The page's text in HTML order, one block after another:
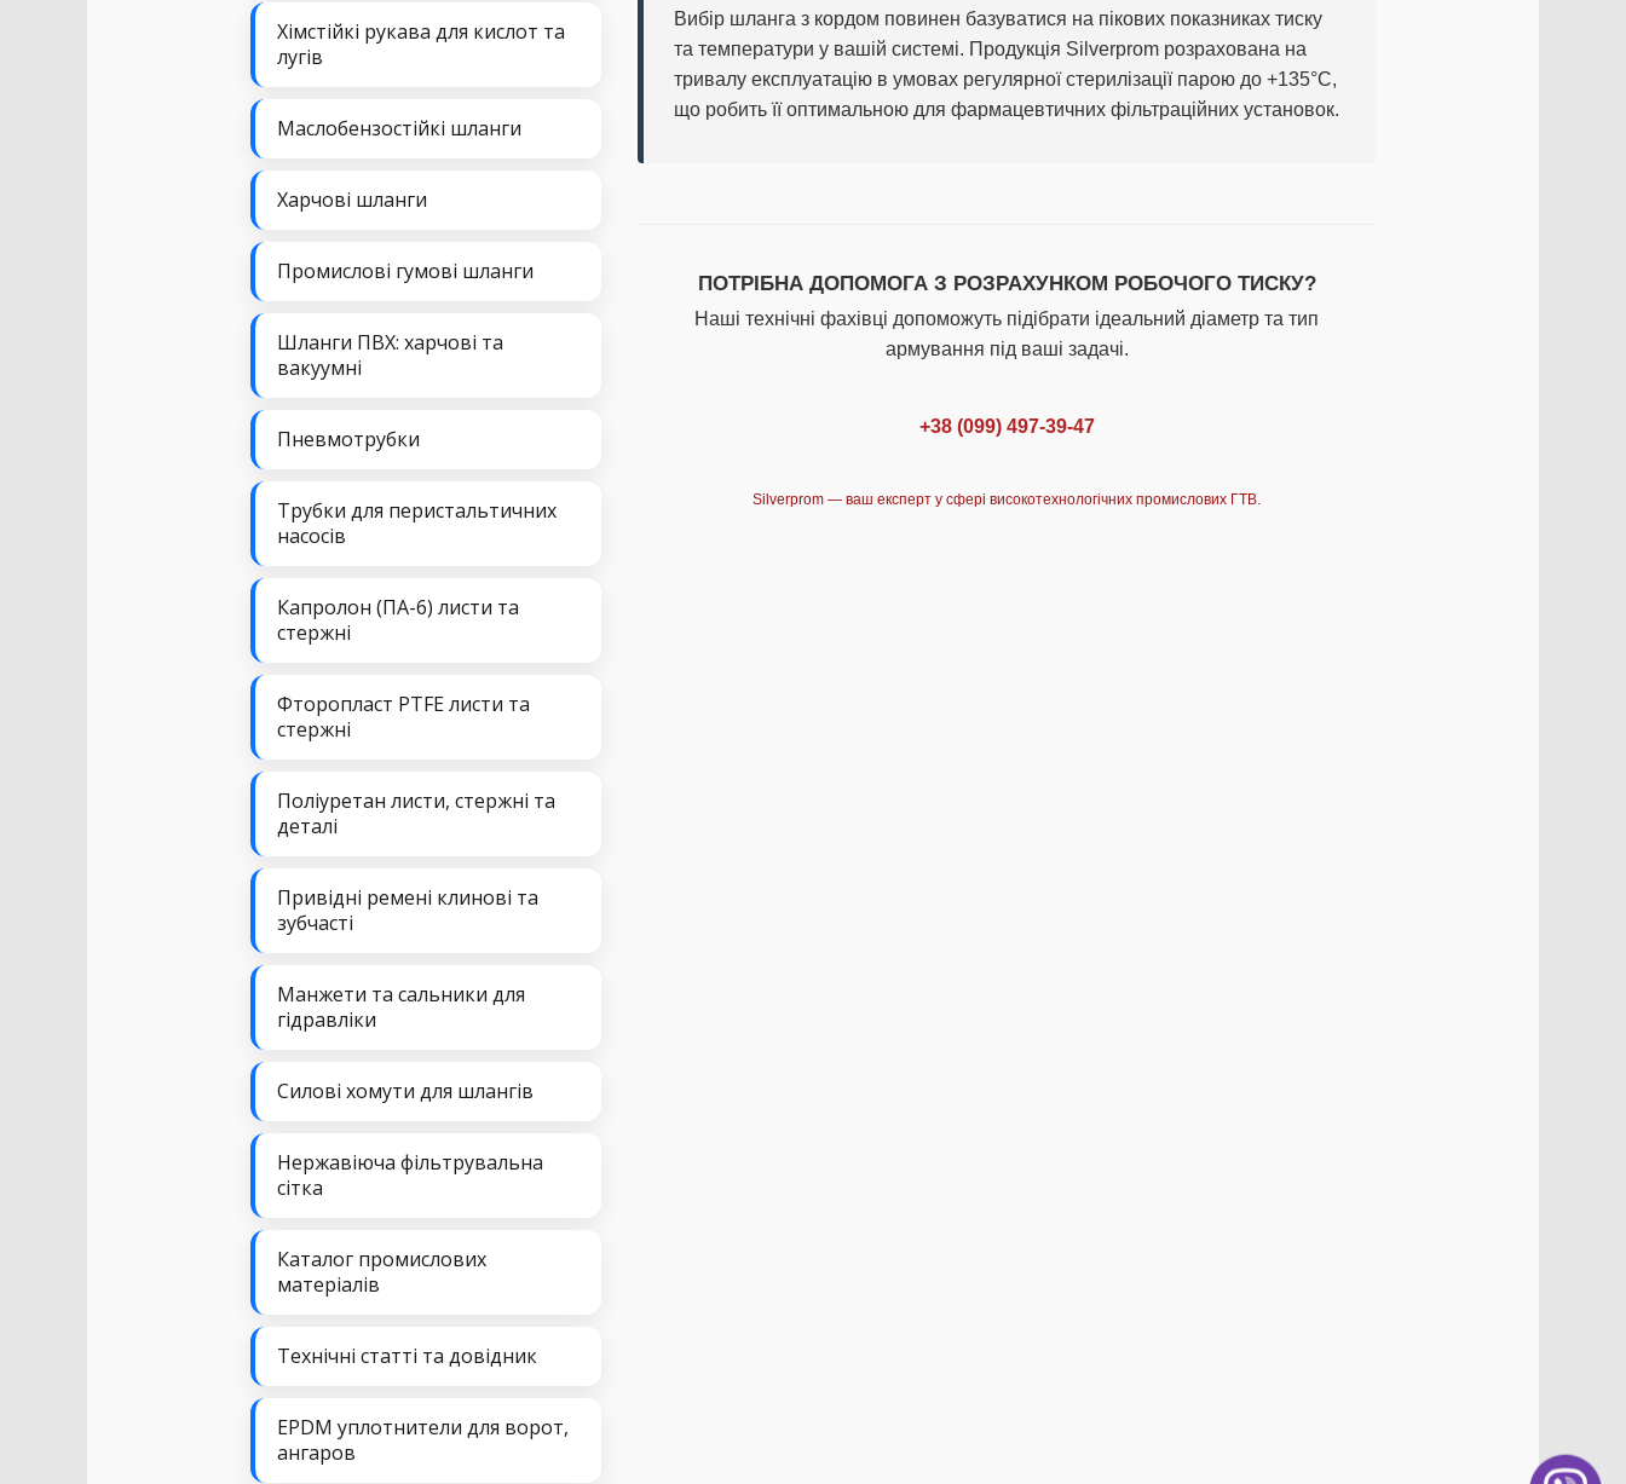
Хімстійкі рукава для кислот та
лугів
Маслобензостійкі шланги
Харчові шланги
Промислові гумові шланги
Шланги ПВХ: харчові та
вакуумні
Пневмотрубки
Трубки для перистальтичних
насосів
Капролон (ПА-6) листи та
стержні
Фторопласт PTFE листи та
стержні
Поліуретан листи, стержні та
деталі
Привідні ремені клинові та
зубчасті
Манжети та сальники для
гідравліки
Силові хомути для шлангів
Нержавіюча фільтрувальна
сітка
Каталог промислових
матеріалів
Технічні статті та довідник
EPDM уплотнители для ворот,
ангаров
Вибір шланга з кордом повинен базуватися на пікових показниках тиску
та температури у вашій системі. Продукція Silverprom розрахована на
тривалу експлуатацію в умовах регулярної стерилізації парою до +135°C,
що робить її оптимальною для фармацевтичних фільтраційних установок.
ПОТРІБНА ДОПОМОГА З РОЗРАХУНКОМ РОБОЧОГО ТИСКУ?
Наші технічні фахівці допоможуть підібрати ідеальний діаметр та тип
армування під ваші задачі.
+38 (099) 497-39-47
Silverprom — ваш експерт у сфері високотехнологічних промислових ГТВ.